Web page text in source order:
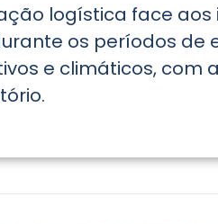
logística face
os períodos de
e climáticos, com